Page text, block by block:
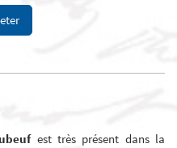
est très présent dans la